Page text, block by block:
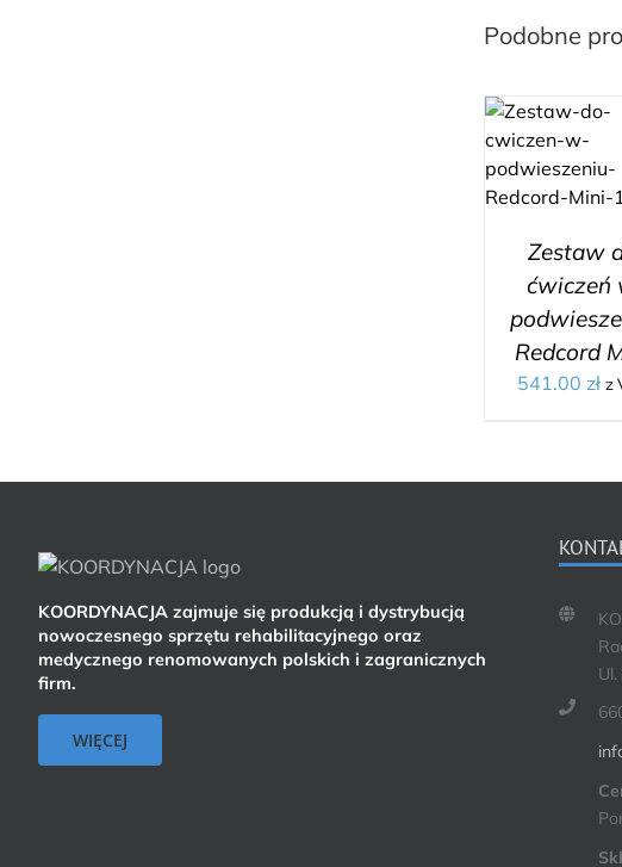
Podobne
Zestaw
ćwiczeń
Redcord
541.00zł z
KOORDYNACJA zajmuje się produkcją i dystrybucją
nowoczesnego sprzętu rehabilitacyjnego oraz
medycznego renomowanych polskich i zagranicznych
firm.
WIĘCEJ